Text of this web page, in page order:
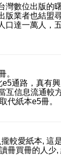
灣數位出版的
版業者也結盟
口達一萬人，
。
通路，真有興
互信息流通較
代紙本e5冊。
較愛紙本, 這
冊買冊的人少,